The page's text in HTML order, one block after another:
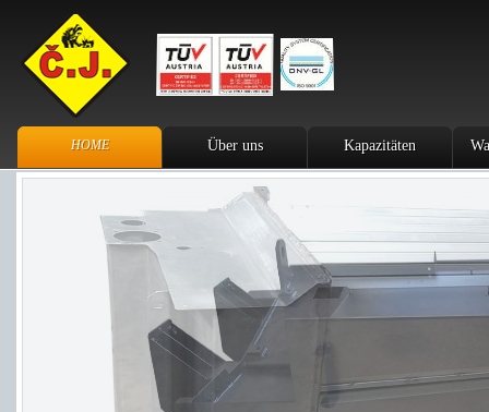
HOME Über uns Kapazitäten